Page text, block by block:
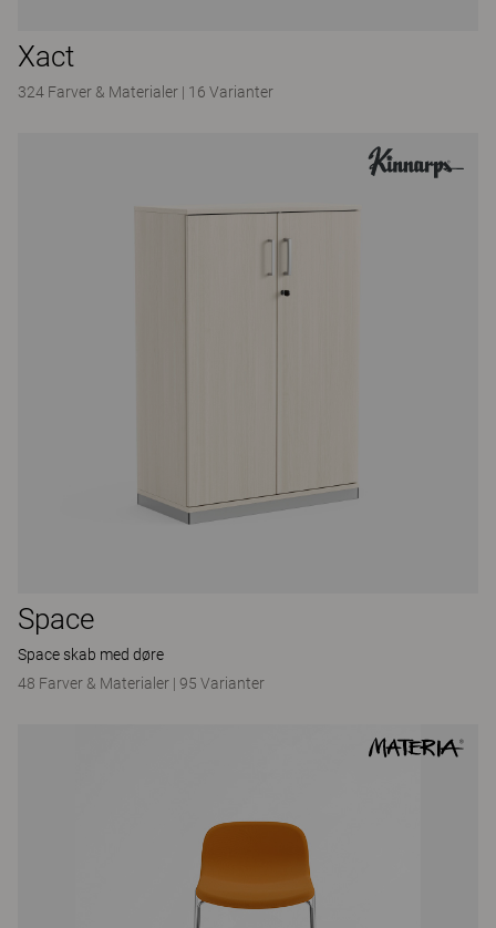
Xact
324 Farver & Materialer | 16 Varianter
Space
Space skab med døre
48 Farver & Materialer | 95 Varianter